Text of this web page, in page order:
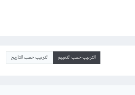
الترتيب حسب التقييم الترتيب حسب التاريخ